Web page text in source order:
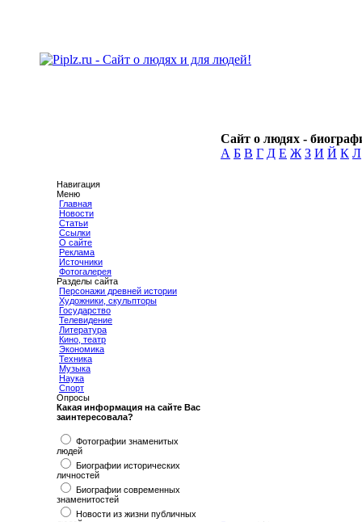
Сайт о людях -
А Б В Г Д Е Ж З И Й К Л
Навигация
Меню
Главная
Новости
Статьи
Ссылки
О сайте
Реклама
Источники
Фотогалерея
Разделы сайта
Персонажи древней истории
Художники, скульпторы
Государство
Телевидение
Литература
Кино, театр
Экономика
Техника
Музыка
Наука
Спорт
Опросы
Какая информация на сайте Вас
заинтересовала?
Фотографии знаменитых
людей
Биографии исторических
личностей
Биографии современных
знаменитостей
Новости из жизни публичных